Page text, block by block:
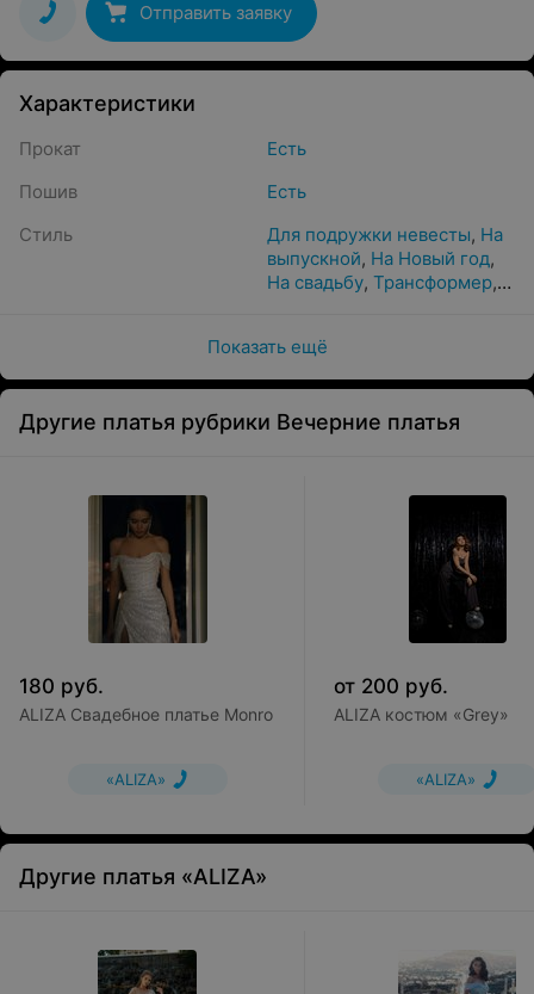
Отправить заявку
Характеристики
Прокат
Есть
Пошив
Есть
Стиль
Для подружки невесты, На
выпускной, На Новый год,
На свадьбу, Трансформер,
Показать ещё
Другие платья рубрики Вечерние платья
180 руб.
ALIZA Свадебное платье Monro
«ALIZA»
от 200 руб.
ALIZA костюм «Grey»
«ALIZA»
Другие платья «ALIZA»